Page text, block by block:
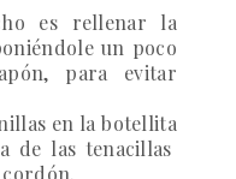
es rellenar la
un poco
para evitar
en la botellita
de las tenacillas